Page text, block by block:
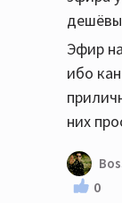
Эфир
ибо
них
0